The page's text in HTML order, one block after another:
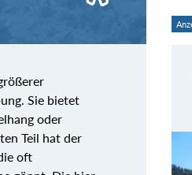
Sie bietet
oder
Teil hat der
oft